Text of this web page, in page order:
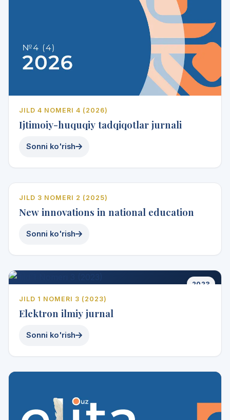
JILD 4 NOMERI 4 (2026)
Ijtimoiy-huquqiy tadqiqotlar jurnali
Sonni ko'rish
elita
2025
JILD 3 NOMERI 2 (2025)
New innovations in national education
Sonni ko'rish
2023
JILD 1 NOMERI 3 (2023)
Elektron ilmiy jurnal
Sonni ko'rish